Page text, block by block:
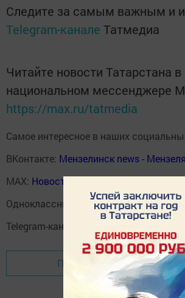
Следите за самым важным и
Telegram-канале Татмедиа
Читайте новости Татарстана в
национальном мессенджере
https://max.ru/tatmedia
Самое интересное в наших
ВКонтакте: Мензелинск news -
MAX: Новости Мензелинска - Мензеля
Одноклассники:
ok.ru/menzelinsk
Telegram-канал:
Мензелинск news -
Перейти на страницу